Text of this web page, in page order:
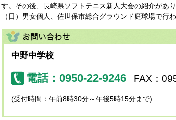
す。その後、長崎県ソフトテニス新人大会の紹介があ
（日）男女個人、佐世保市総合グラウンド庭球場で行
中野中学校
電話：0950-22-9246 FAX：
(受付時間：午前8時30分～午後5時15分まで)